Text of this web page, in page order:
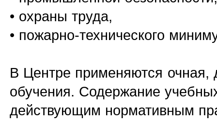
• охраны труда,
• пожарно-технического
В Центре применяются
обучения. Содержание
действующим нормативным